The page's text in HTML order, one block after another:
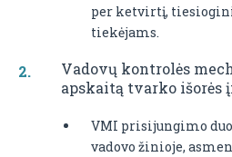
per ketvirtį,
tiekėjams.
Vadovų kontrolės
apskaitą tvarko išorės
VMI prisijungimo
vadovo žinioje,